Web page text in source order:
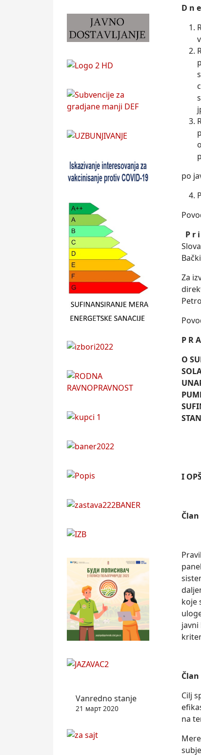
Vanredno stanje
21 март 2020
D n
po
P r
Za
P R
O
I
Član
koje
Član
Cilј
na